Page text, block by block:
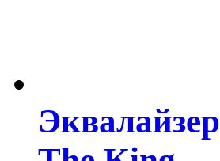
Эквалайзер